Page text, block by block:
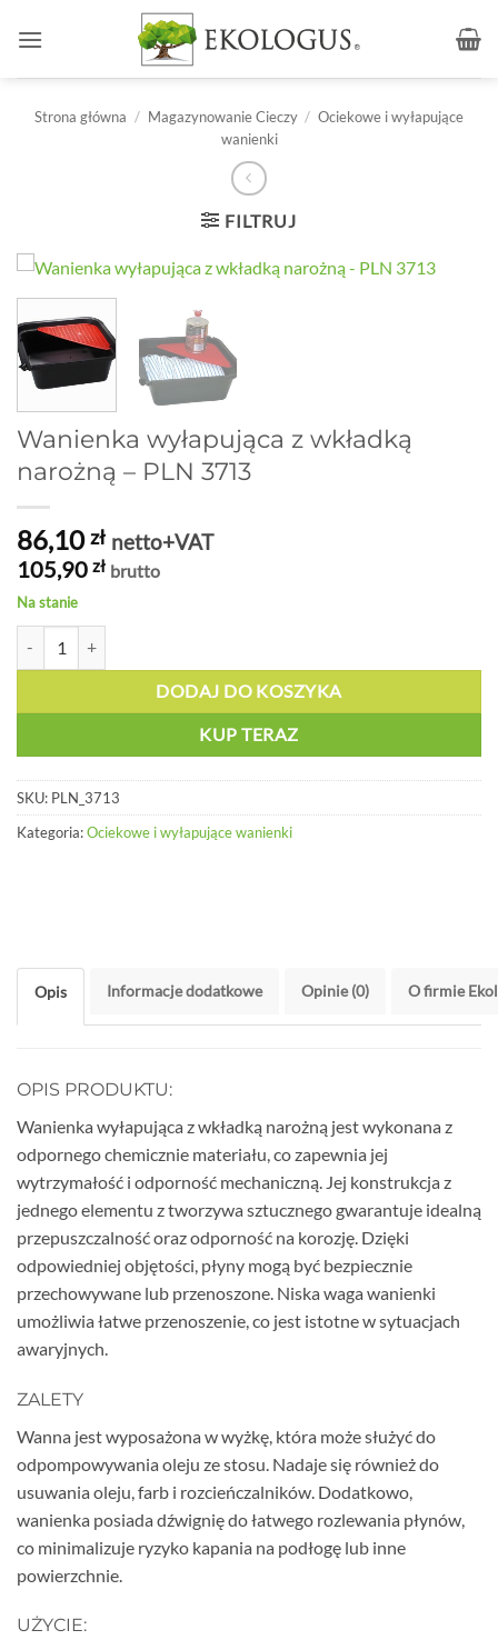
Strona główna / Magazynowanie Cieczy / Ociekowe i wyłapujące
wanienki
FILTRUJ
Wanienka wyłapująca z wkładką
narożną – PLN 3713
86,10zł netto+VAT
105,90 zł brutto
Na stanie
DODAJ DO KOSZYKA
KUP TERAZ
SKU: PLN_3713
Kategoria:Ociekowe i wyłapujące wanienki
Opis Informacje dodatkowe Opinie (0) O firmie
OPIS PRODUKTU:
Wanienka wyłapująca z wkładką narożną jest wykonana z
odpornego chemicznie materiału, co zapewnia jej
wytrzymałość i odporność mechaniczną. Jej konstrukcja z
jednego elementu z tworzywa sztucznego gwarantuje idealną
przepuszczalność oraz odporność na korozję. Dzięki
odpowiedniej objętości, płyny mogą być bezpiecznie
przechowywane lub przenoszone. Niska waga wanienki
umożliwia łatwe przenoszenie, co jest istotne w sytuacjach
awaryjnych.
ZALETY
Wanna jest wyposażona w wyżkę, która może służyć do
odpompowywania oleju ze stosu. Nadaje się również do
usuwania oleju, farb i rozcieńczalników. Dodatkowo,
wanienka posiada dźwignię do łatwego rozlewania płynów,
co minimalizuje ryzyko kapania na podłogę lub inne
powierzchnie.
UŻYCIE: